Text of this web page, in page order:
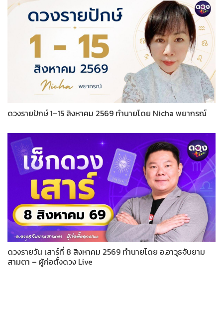
ดวงรายปักษ์ 1–15 สิงหาคม 2569 ทำนายโดย Nicha พยากรณ์
ดวงรายวัน เสาร์ที่ 8 สิงหาคม 2569 ทำนายโดย อ.อาวุธจับยาม
สามตา – ผู้ก่อตั้งดวง Live